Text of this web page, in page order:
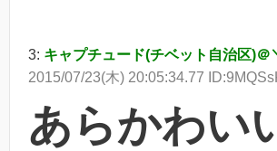
3: キャプチュード(チベット自治区)＠
2015/07/23(木) 20:05:34.77
あらかわい